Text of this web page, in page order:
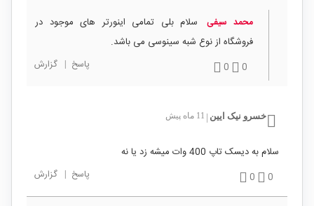
محمد سیفی
سلام بلی تمامی اینورتر های موجود در
فروشگاه از نوع شبه سینوسی می باشد.
0
0 پاسخ | گزارش
خسرو نیک ایین 11 ماه پیش
سلام به دیسک تاپ 400 وات میشه زد یا نه
0
0 پاسخ | گزارش